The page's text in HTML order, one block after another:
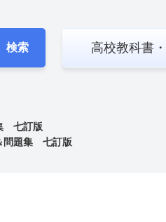
検索 高校教科書・
七訂版
問題集 七訂版